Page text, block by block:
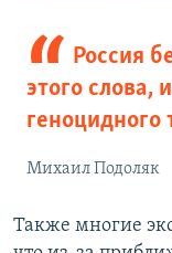
Россия
этого слова,
геноцидного
Михаил Подоляк
Также многие